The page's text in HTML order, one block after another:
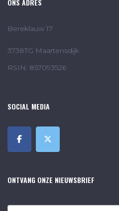
ONS ADRES
Bereklauw 17
3738TG Maartensdijk
RSIN: 857093526
SOCIAL MEDIA
ONTVANG ONZE NIEUWSBRIEF